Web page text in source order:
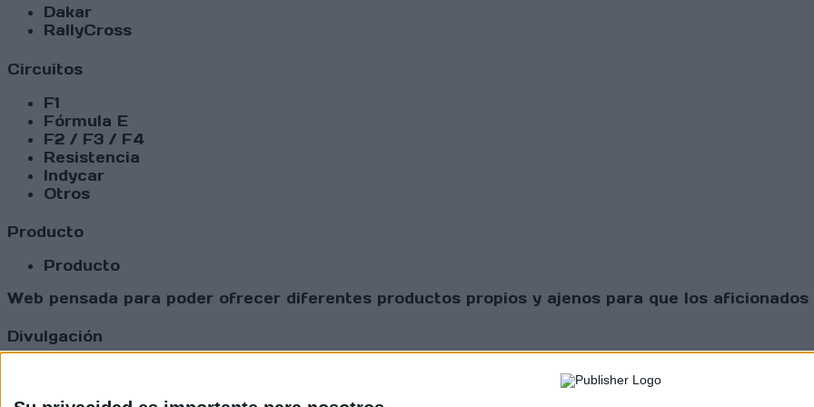
Dakar
RallyCross
Circuitos
F1
Fórmula E
F2 / F3 / F4
Resistencia
Indycar
Otros
Producto
Producto
Web pensada para poder ofrecer diferentes productos propios y ajenos para que los
Divulgación